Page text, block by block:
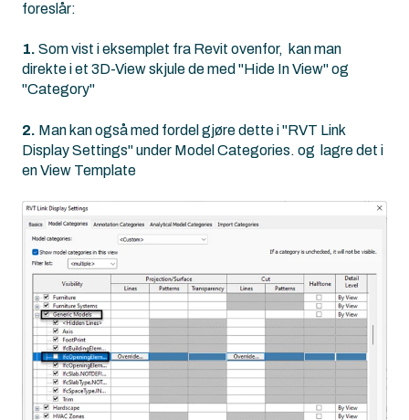
foreslår:
1. Som vist i eksemplet fra Revit ovenfor, kan man
direkte i et 3D-View skjule de med "Hide In View" og
"Category"
2. Man kan også med fordel gjøre dette i "RVT Link
Display Settings" under Model Categories. og lagre det i
en View Template